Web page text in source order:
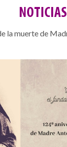
NOTICIAS
la muerte de